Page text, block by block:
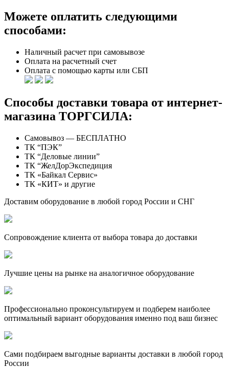
Можете оплатить следующими
способами:
Наличный расчет при самовывозе
Оплата на расчетный счет
Оплата с помощью карты или СБП
Способы доставки товара от интернет-
магазина ТОРГСИЛА:
Самовывоз — БЕСПЛАТНО
ТК “ПЭК”
ТК “Деловые линии”
ТК “ЖелДорЭкспедиция
ТК «Байкал Сервис»
ТК «КИТ» и другие
Доставим оборудование в любой город России и СНГ
Сопровождение клиента от выбора товара до доставки
Лучшие цены на рынке на аналогичное оборудование
Профессионально проконсультируем и подберем наиболее
оптимальный вариант оборудования именно под ваш бизнес
Сами подбираем выгодные варианты доставки в любой город
России